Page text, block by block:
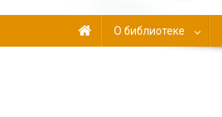
О библиотеке